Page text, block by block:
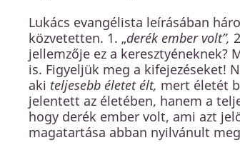
Lukács evangélista leírásában
közvetetten. 1. „derék ember volt”, 2
jellemzője ez a
is. Figyeljük meg a kifejezéseket!
aki teljesebb életet élt, mert életét
jelentett az életében, hanem a
hogy derék ember volt, ami azt
magatartása abban nyilvánult